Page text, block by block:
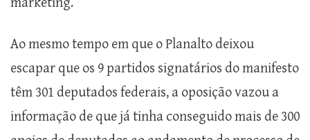
marketing.
Ao mesmo tempo em que o Planalto deixou
escapar que os 9 partidos signatários do manifesto
têm 301 deputados federais, a oposição vazou a
informação de que já tinha conseguido mais de 300